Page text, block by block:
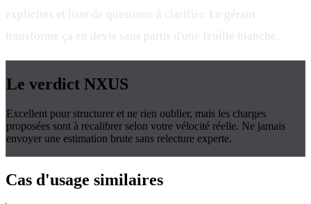
explicites et liste de questions à clarifier. Le gérant
transforme ça en devis sans partir d'une feuille blanche.
Le verdict NXUS
Excellent pour structurer et ne rien oublier, mais les charges
proposées sont à recalibrer selon votre vélocité réelle. Ne jamais
envoyer une estimation brute sans relecture experte.
Cas d'usage similaires